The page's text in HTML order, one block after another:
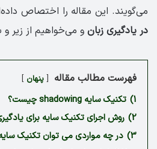
می‌گویند. این مقاله را اختصاص
در یادگیری زبان و می‌خواهیم از زیر و
فهرست مطالب مقاله پنهان
1) تکنیک سایه shadowing چیست؟
2) روش اجرای تکنیک سایه برای
3) در چه مواردی می توان تکنیک سایه